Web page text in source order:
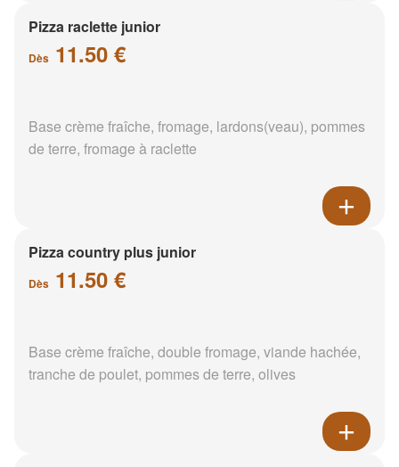
Pizza raclette junior
Dès 11.50 €
Base crème fraîche, fromage, lardons(veau), pommes
de terre, fromage à raclette
Pizza country plus junior
Dès 11.50 €
Base crème fraîche, double fromage, viande hachée,
tranche de poulet, pommes de terre, olives